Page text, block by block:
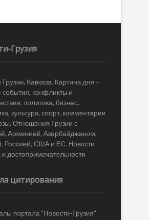
Грузия
Грузии, Кавказа. Картина дня –
события, конфликты и
политика, бизнес,
культура, спорт, комментарии
Отношения Грузии с
Арменией, Азербайджаном,
Россией, США и ЕС. Новости
и достопримечательности
цитирования
портала "Новости-Грузия"